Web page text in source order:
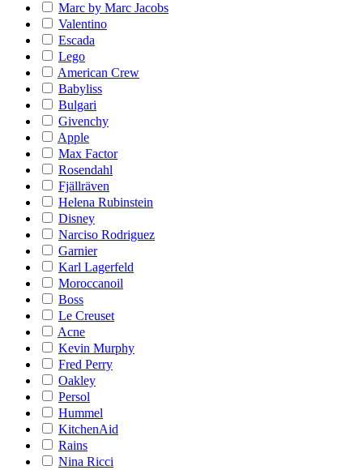
Marc by Marc Jacobs
Valentino
Escada
Lego
American Crew
Babyliss
Bulgari
Givenchy
Apple
Max Factor
Rosendahl
Fjällräven
Helena Rubinstein
Disney
Narciso Rodriguez
Garnier
Karl Lagerfeld
Moroccanoil
Boss
Le Creuset
Acne
Kevin Murphy
Fred Perry
Oakley
Persol
Hummel
KitchenAid
Rains
Nina Ricci